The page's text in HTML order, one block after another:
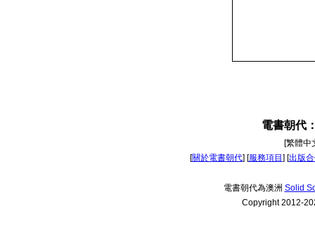
電書朝代
[繁體中
[關於電書朝代] [服務項目 ] [出版
電書朝代為澳洲 Solid
Copyright 2012-